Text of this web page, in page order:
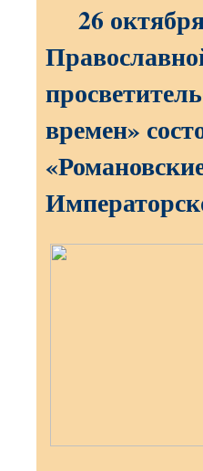
26
времен»